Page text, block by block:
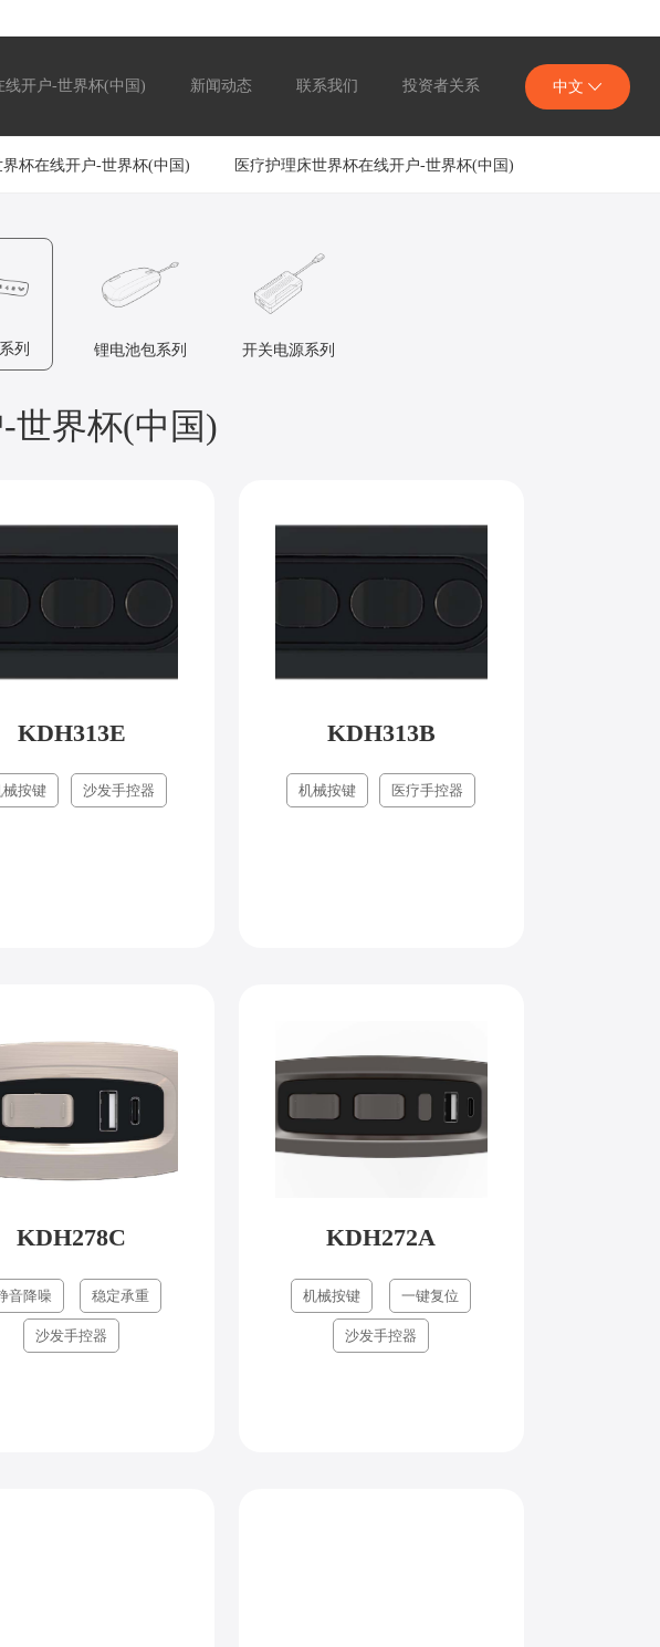
线开户-世界杯(中国) 新闻动态 联系我们 投资者关系 中文
医疗护理床世界杯在线开户-世界杯(中国)
杯在线开户-世界杯(中国)
列 锂电池包系列 开关电源系列
世界杯(中国)
KDH313E
械按键 沙发手控器
KDH313B
机械按键 医疗手控器
KDH278C
音降噪 稳定承重
沙发手控器
KDH272A
机械按键 一键复位
沙发手控器